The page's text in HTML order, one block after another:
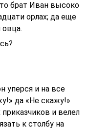
брат Иван высоко
орлах; да еще
овца.
уперся и на все
да «Не скажу!»
и велел
к столбу на